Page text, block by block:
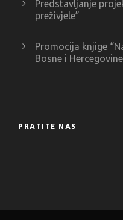
Predstavljanje
preživjele”
Promocija knjige
Bosne i
PRATITE NAS